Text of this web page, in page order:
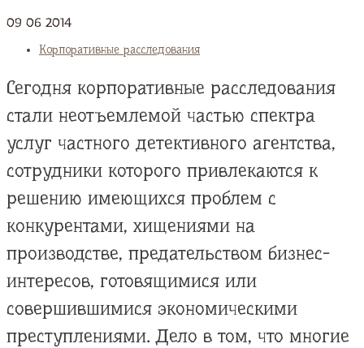
09 06 2014
Корпоративные расследования
Сегодня корпоративные расследования
стали неотъемлемой частью спектра
услуг частного детективного агентства,
сотрудники которого привлекаются к
решению имеющихся проблем с
конкурентами, хищениями на
производстве, предательством бизнес-
интересов, готовящимися или
совершившимися экономическими
преступлениями. Дело в том, что многие